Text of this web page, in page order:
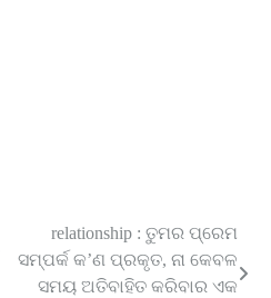
relationship : ତୁମର ପ୍ରେମ
ସମ୍ପର୍କ କ’ଣ ପ୍ରକୃତ, ନା କେବଳ
ସମୟ ଅତିବାହିତ କରିବାର ଏକ